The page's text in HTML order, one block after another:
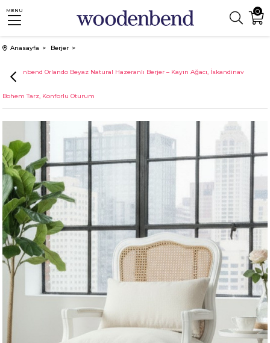
0
MENU
Anasayfa Berjer
Woodenbend Orlando Beyaz Natural Hazeranlı Berjer – Kayın Ağacı, İskandinav
Bohem Tarz, Konforlu Oturum